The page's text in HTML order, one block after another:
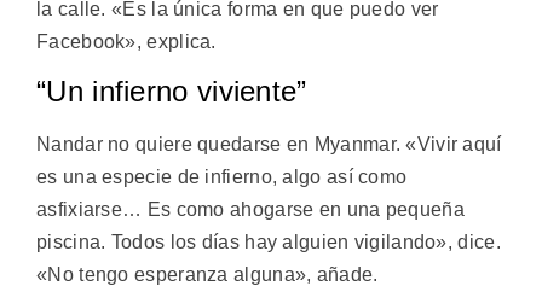
la calle. «Es la única forma en que puedo ver
Facebook», explica.
“Un infierno viviente”
Nandar no quiere quedarse en Myanmar. «Vivir aquí
es una especie de infierno, algo así como
asfixiarse… Es como ahogarse en una pequeña
piscina. Todos los días hay alguien vigilando», dice.
«No tengo esperanza alguna», añade.